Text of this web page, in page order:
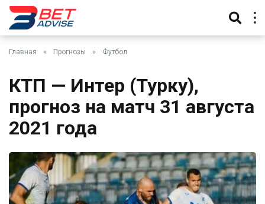
Главная » Прогнозы » Футбол
КТП — Интер (Турку),
прогноз на матч 31 августа
2021 года